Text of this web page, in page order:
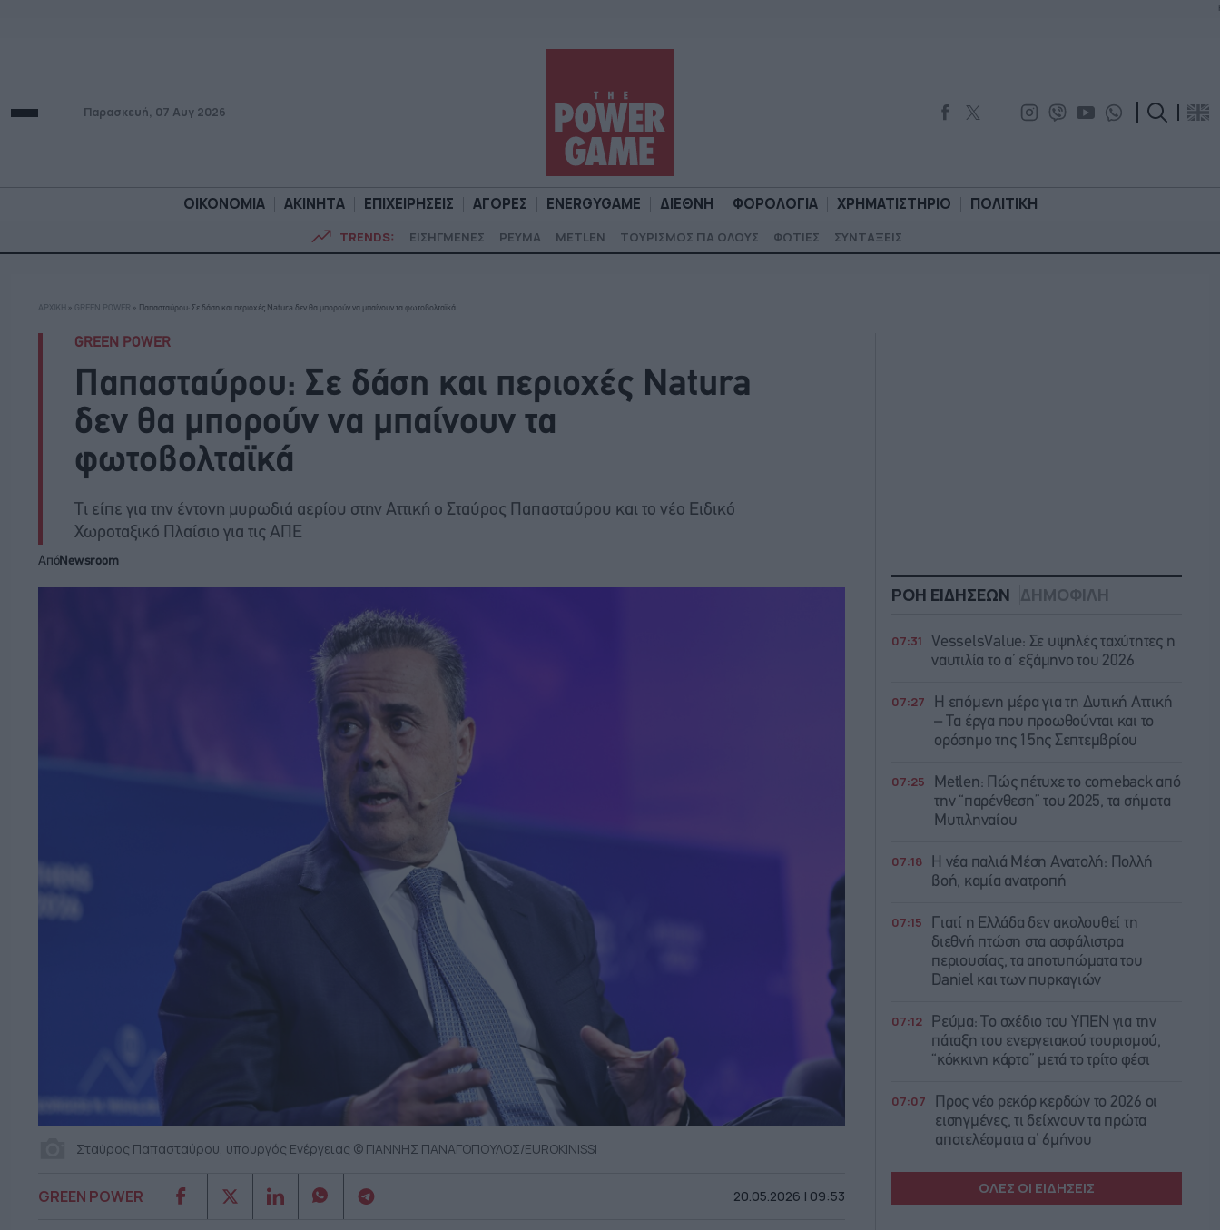
Παρασκευή, 07 Αυγ 2026
ΟΙΚΟΝΟΜΙΑ ΑΚΙΝΗΤΑ ΕΠΙΧΕΙΡΗΣΕΙΣ ΑΓΟΡΕΣ ENERGYGAME ΔΙΕΘΝΗ ΦΟΡΟΛΟΓΙΑ ΧΡΗΜΑΤΙΣΤΗΡΙΟ ΠΟΛΙΤΙΚΗ
TRENDS: ΕΙΣΗΓΜΕΝΕΣ ΡΕΥΜΑ METLEN ΤΟΥΡΙΣΜΟΣ ΓΙΑ ΟΛΟΥΣ ΦΩΤΙΕΣ ΣΥΝΤΑΞΕΙΣ
ΟΙΚΟΝΟΜΙΑ ΑΚΙΝΗΤΑ ΕΠΙΧΕΙΡΗΣΕΙΣ
ΑΡΧΙΚΗ » GREEN POWER » Παπασταύρου: Σε δάση και περιοχές Natura δεν θα μπορούν να μπαίνουν τα φωτοβολταϊκά
GREEN POWER
Παπασταύρου: Σε δάση και περιοχές Natura
δεν θα μπορούν να μπαίνουν τα
φωτοβολταϊκά
Τι είπε για την έντονη μυρωδιά αερίου στην Αττική ο Σταύρος Παπασταύρου και το νέο Ειδικό
Χωροταξικό Πλαίσιο για τις ΑΠΕ
ΑπόNewsroom
Σταύρος Παπασταύρου, υπουργός Ενέργειας © ΓΙΑΝΝΗΣ ΠΑΝΑΓΟΠΟΥΛΟΣ/EUROKINISSI
GREEN POWER 20.05.2026 | 09:53
ΡΟΗ ΕΙΔΗΣΕΩΝ ΔΗΜΟΦΙΛΗ
07:31
VesselsValue: Σε υψηλές ταχύτητες η
ναυτιλία το α’ εξάμηνο του 2026
07:27
Η επόμενη μέρα για τη Δυτική Αττική
– Τα έργα που προωθούνται και το
ορόσημο της 15ης Σεπτεμβρίου
07:25
Metlen: Πώς πέτυχε το comeback από
την “παρένθεση” του 2025, τα σήματα
Μυτιληναίου
07:18
Η νέα παλιά Μέση Ανατολή: Πολλή
βοή, καμία ανατροπή
07:15
Γιατί η Ελλάδα δεν ακολουθεί τη
διεθνή πτώση στα ασφάλιστρα
περιουσίας, τα αποτυπώματα του
Daniel και των πυρκαγιών
07:12
Ρεύμα: Το σχέδιο του ΥΠΕΝ για την
πάταξη του ενεργειακού τουρισμού,
“κόκκινη κάρτα” μετά το τρίτο φέσι
07:07
Προς νέο ρεκόρ κερδών το 2026 οι
εισηγμένες, τι δείχνουν τα πρώτα
αποτελέσματα α’ 6μήνου
ΟΛΕΣ ΟΙ ΕΙΔΗΣΕΙΣ